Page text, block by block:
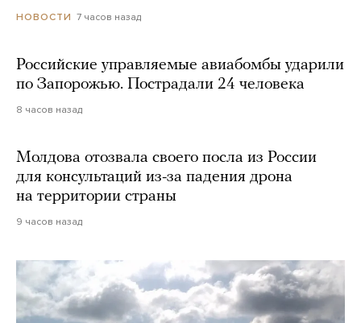
НОВОСТИ 7 часов назад
Российские управляемые авиабомбы ударили
по Запорожью. Пострадали 24 человека
8 часов назад
Молдова отозвала своего посла из России
для консультаций из-за падения дрона
на территории страны
9 часов назад